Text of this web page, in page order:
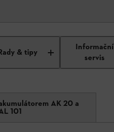
& tipy
Informační
servis
AK 20 a
101